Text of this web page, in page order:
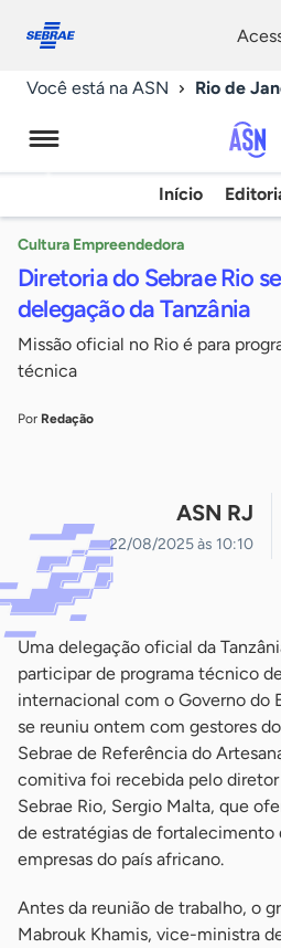
conosco
Você está na ASN Rio de
Início
Cultura Empreendedora
Diretoria do Sebrae Rio
delegação da Tanzânia
Missão oficial no Rio é para
técnica
Por Redação
ASN RJ
22/08/2025 às 10:10
Uma delegação oficial da
participar de programa técnico
internacional com o Governo do
se reuniu ontem com gestores
Sebrae de Referência do
comitiva foi recebida pelo
Sebrae Rio, Sergio Malta, que
de estratégias de fortalecimento
empresas do país africano.
Antes da reunião de trabalho, o
Mabrouk Khamis, vice-ministra